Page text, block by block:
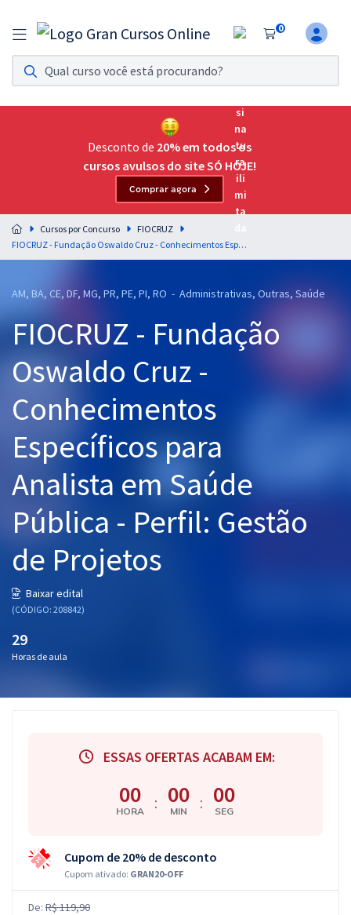
0
Assinatura Ilimitada 11
Acesso a todos os cursos. Teste grátis por 7 dias!
Assinatura OAB Até Passar
Acesso ilimitado a toda preparação para o Exame da
Residências Multiprofissionais
Preparação completa e intensiva para as principais
residências em saúde do Brasil
Cursos 20% OFF
Pós
Graduação
OAB
Mentorias
Questões grátis
Aprovados
Desconto de 20% em todos os
cursos avulsos do site SÓ HOJE!
Comprar agora
Cursos por Concurso
FIOCRUZ
FIOCRUZ - Fundação Oswaldo Cruz - Conhecimentos Específicos para Analista em Saúde Pública - Perfil: Gestão de Projetos
AM, BA, CE, DF, MG, PR, PE, PI, RO - Administrativas, Outras, Saúde
FIOCRUZ - Fundação
Oswaldo Cruz -
Conhecimentos
Específicos para
Analista em Saúde
Pública - Perfil: Gestão
de Projetos
Baixar edital
(CÓDIGO: 208842)
29
Horas de aula
ESSAS OFERTAS ACABAM EM:
00
HORA : 00
MIN : 00
SEG
Cupom de 20% de desconto
Cupom ativado: GRAN20-OFF
De: R$ 119,90